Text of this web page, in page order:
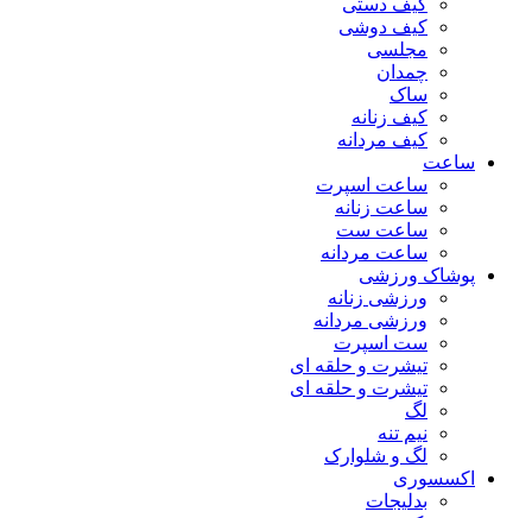
کیف دستی
کیف دوشی
مجلسی
چمدان
ساک
کیف زنانه
کیف مردانه
ساعت
ساعت اسپرت
ساعت زنانه
ساعت ست
ساعت مردانه
پوشاک ورزشی
ورزشی زنانه
ورزشی مردانه
ست اسپرت
تیشرت و حلقه ای
تیشرت و حلقه ای
لگ
نیم تنه
لگ و شلوارک
اکسسوری
بدلیجات